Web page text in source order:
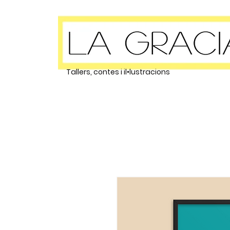
Tallers, contes i il•lustracions